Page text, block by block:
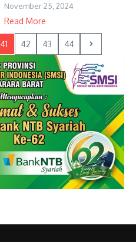
November 25, 2024
Read More
41 42 43 44